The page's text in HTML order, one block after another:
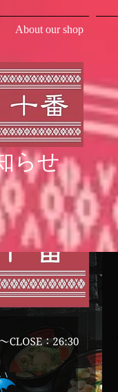
About our shop
らせ